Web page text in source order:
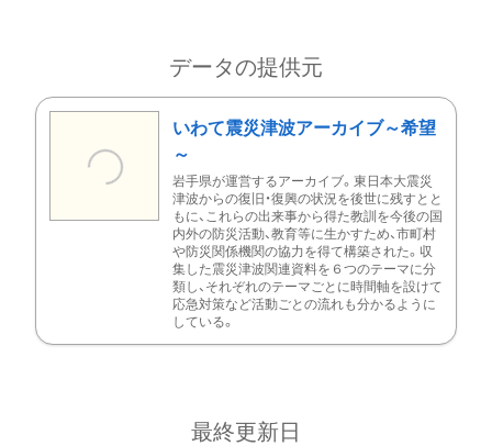
データの提供元
いわて震災津波アーカイブ～希望
～
岩手県が運営するアーカイブ。東日本大震災
津波からの復旧・復興の状況を後世に残すとと
もに、これらの出来事から得た教訓を今後の国
内外の防災活動、教育等に生かすため、市町村
や防災関係機関の協力を得て構築された。収
集した震災津波関連資料を６つのテーマに分
類し、それぞれのテーマごとに時間軸を設けて
応急対策など活動ごとの流れも分かるように
している。
最終更新日